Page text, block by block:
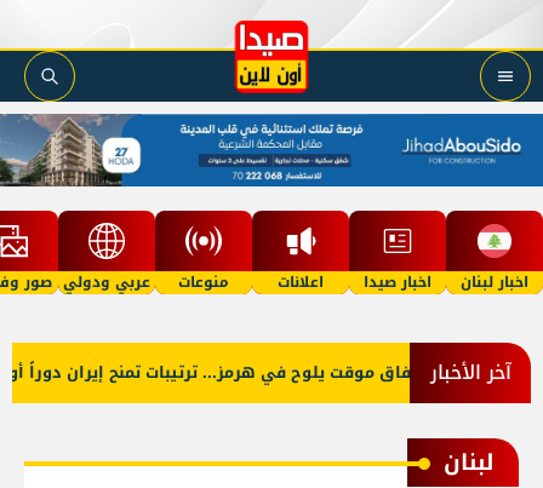
اخبار لبنان اخبار صيدا اعلانات منوعات عربي ودولي صور
آخر الأخباراتفاق موقت يلوح في هرمز... ترتيبات تمنح إيران دوراً
لبنان